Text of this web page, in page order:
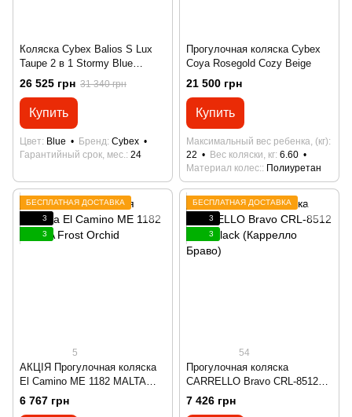
Коляска Cybex Balios S Lux
Taupe 2 в 1 Stormy Blue
(Сайбекс Балиос Эс Люкс
Сторми Блу)
26 525 грн 31 340 грн
Купить
Цвет Blue Бренд Cybex
Гарантийный срок, мес.
24
Прогулочная коляска Cybex
Coya Rosegold Cozy Beige
21 500 грн
Купить
Максимальный вес ребенка, (кг)
22
Вес коляски, кг 6.60
Материал колес: Полиуретан
БЕСПЛАТНАЯ ДОСТАВКА
3
3
5
АКЦІЯ Прогулочная коляска
El Camino ME 1182 MALTA
Frost Orchid
6 767 грн
БЕСПЛАТНАЯ ДОСТАВКА
3
3
54
Прогулочная коляска
CARRELLO Bravo CRL-8512
Pure Black (Каррелло Браво)
7 426 грн